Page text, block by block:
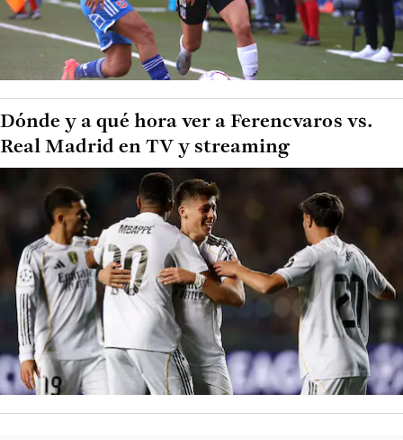
Dónde y a qué hora ver a Ferencvaros vs.
Real Madrid en TV y streaming